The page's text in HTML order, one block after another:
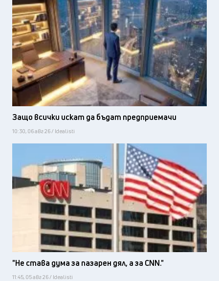
Защо всички искат да бъдат предприемачи
10:30, 06 авг 26 / Idealisti
"Не става дума за пазарен дял, а за CNN."
11:45, 05 авг 26 / Idealisti